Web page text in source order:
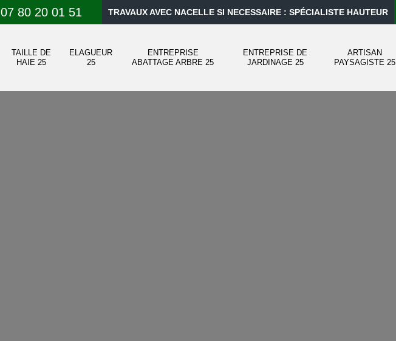
07 80 20 01 51 TRAVAUX AVEC NACELLE SI NECESSAIRE : SPÉCIALISTE HAUTEUR
TAILLE DE
HAIE 25
ELAGUEUR
25
ENTREPRISE
ABATTAGE ARBRE 25
ENTREPRISE DE
JARDINAGE 25
ARTISAN
PAYSAGISTE 25